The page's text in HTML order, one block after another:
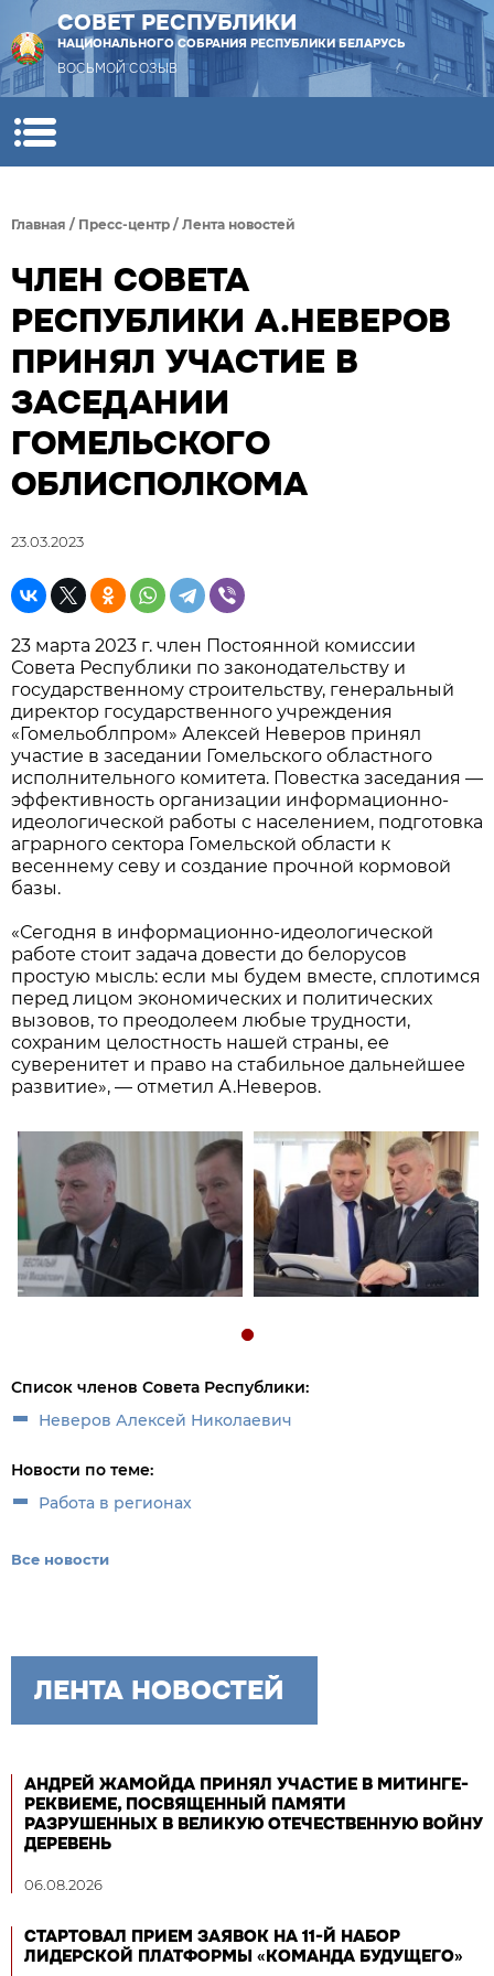
СОВЕТ РЕСПУБЛИКИ
НАЦИОНАЛЬНОГО СОБРАНИЯ РЕСПУБЛИКИ БЕЛАРУСЬ
ВОСЬМОЙ СОЗЫВ
Главная / Пресс-центр / Лента новостей
ЧЛЕН СОВЕТА
РЕСПУБЛИКИ А.НЕВЕРОВ
ПРИНЯЛ УЧАСТИЕ В
ЗАСЕДАНИИ
ГОМЕЛЬСКОГО
ОБЛИСПОЛКОМА
23.03.2023
23 марта 2023 г. член Постоянной комиссии
Совета Республики по законодательству и
государственному строительству, генеральный
директор государственного учреждения
«Гомельоблпром» Алексей Неверов принял
участие в заседании Гомельского областного
исполнительного комитета. Повестка заседания —
эффективность организации информационно-
идеологической работы с населением, подготовка
аграрного сектора Гомельской области к
весеннему севу и создание прочной кормовой
базы.
«Сегодня в информационно-идеологической
работе стоит задача довести до белорусов
простую мысль: если мы будем вместе, сплотимся
перед лицом экономических и политических
вызовов, то преодолеем любые трудности,
сохраним целостность нашей страны, ее
суверенитет и право на стабильное дальнейшее
развитие», — отметил А.Неверов.
Список членов Совета Республики:
Неверов Алексей Николаевич
Новости по теме:
Работа в регионах
Все новости
ЛЕНТА НОВОСТЕЙ
АНДРЕЙ ЖАМОЙДА ПРИНЯЛ УЧАСТИЕ В МИТИНГЕ-
РЕКВИЕМЕ, ПОСВЯЩЕННЫЙ ПАМЯТИ
РАЗРУШЕННЫХ В ВЕЛИКУЮ ОТЕЧЕСТВЕННУЮ ВОЙНУ
ДЕРЕВЕНЬ
06.08.2026
СТАРТОВАЛ ПРИЕМ ЗАЯВОК НА 11-Й НАБОР
ЛИДЕРСКОЙ ПЛАТФОРМЫ «КОМАНДА БУДУЩЕГО»